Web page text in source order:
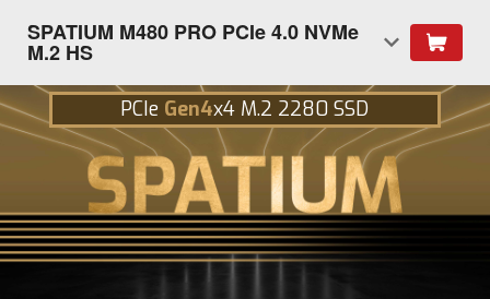
SPATIUM M480 PRO PCIe 4.0 NVMe
M.2 HS
PCIe Gen4x4 M.2 2280 SSD